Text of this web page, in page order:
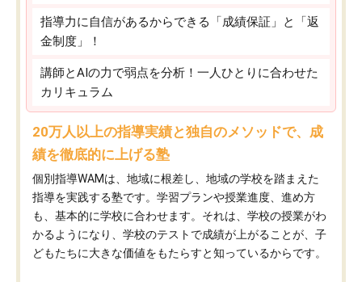
指導力に自信があるからできる「成績保証」と「返
金制度」！
講師とAIの力で弱点を分析！一人ひとりに合わせた
カリキュラム
20万人以上の指導実績と独自のメソッドで、成
績を徹底的に上げる塾
個別指導WAMは、地域に根差し、地域の学校を踏まえた
指導を実践する塾です。学習プランや授業進度、進め方
も、基本的に学校に合わせます。それは、学校の授業がわ
かるようになり、学校のテストで成績が上がることが、子
どもたちに大きな価値をもたらすと知っているからです。